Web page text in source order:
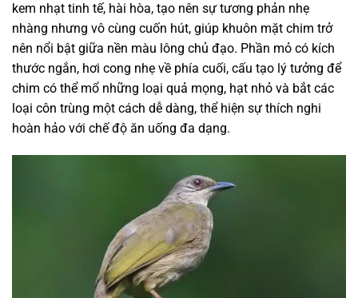
kem nhạt tinh tế, hài hòa, tạo nên sự tương phản nhẹ
nhàng nhưng vô cùng cuốn hút, giúp khuôn mặt chim trở
nên nổi bật giữa nền màu lông chủ đạo. Phần mỏ có kích
thước ngắn, hơi cong nhẹ về phía cuối, cấu tạo lý tưởng để
chim có thể mổ những loại quả mọng, hạt nhỏ và bắt các
loại côn trùng một cách dễ dàng, thể hiện sự thích nghi
hoàn hảo với chế độ ăn uống đa dạng.